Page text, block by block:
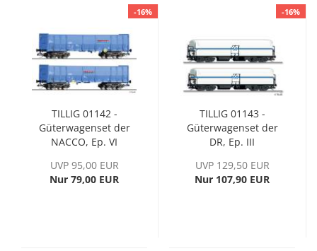
-16%
TILLIG 01142 -
Güterwagenset der
NACCO, Ep. VI
UVP 95,00 EUR
Nur 79,00 EUR
-16%
TILLIG 01143 -
Güterwagenset der
DR, Ep. III
UVP 129,50 EUR
Nur 107,90 EUR